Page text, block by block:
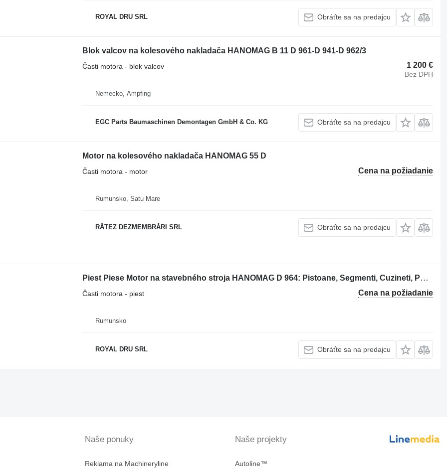
ROYAL DRU SRL Obráťte sa na predajcu
Blok valcov na kolesového nakladača HANOMAG B 11 D 961-D 941-D 962/3
1 200 €
Bez DPH
Časti motora - blok valcov
Nemecko, Ampfing
EGC Parts Baumaschinen Demontagen GmbH & Co. KG Obráťte sa na predajcu
Motor na kolesového nakladača HANOMAG 55 D
Cena na požiadanie
Časti motora - motor
Rumunsko, Satu Mare
RĂTEZ DEZMEMBRĂRI SRL Obráťte sa na predajcu
Piest Piese Motor na stavebného stroja HANOMAG D 964: Pistoane, Segmenti, Cuzineti, Pompa Apa
Cena na požiadanie
Časti motora - piest
Rumunsko
ROYAL DRU SRL Obráťte sa na predajcu
Naše ponuky
Reklama na Machineryline
Naše projekty
Autoline™